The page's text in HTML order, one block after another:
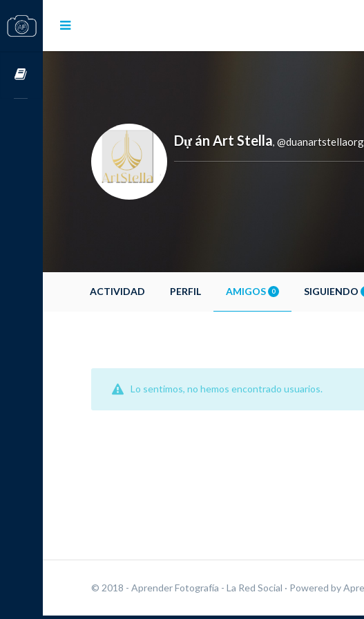
Dự án Art Stella, @duanartstellaorg
ACTIVIDAD PERFIL AMIGOS 0 SIGUIENDO
Lo sentimos, no hemos encontrado usuarios.
© 2018 - Aprender Fotografía - La Red Social · Powered by